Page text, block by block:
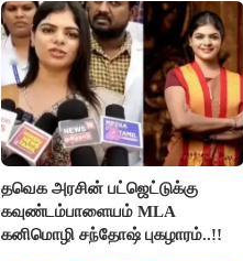
தவெக அரசின் பட்ஜெட்டுக்கு
கவுண்டம்பாளையம் MLA
கனிமொழி சந்தோஷ் புகழாரம்..!!